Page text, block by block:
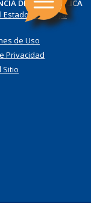
DE LA REPÚBLICA
Estado Uruguayo
de Uso
Privacidad
Sitio